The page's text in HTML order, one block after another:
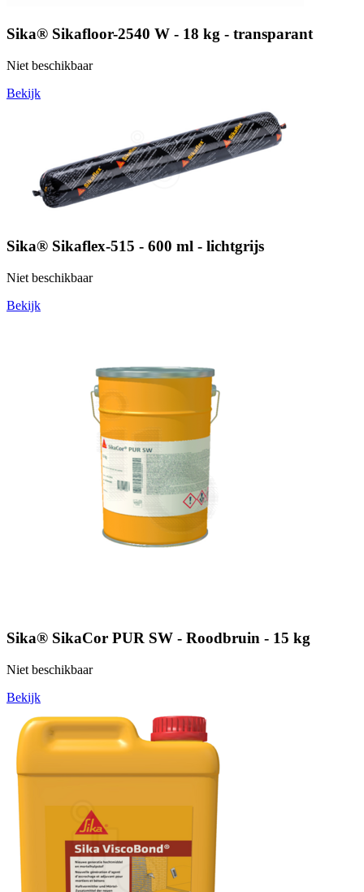
Sika® Sikafloor-2540 W - 18 kg - transparant
Niet beschikbaar
Bekijk
Sika® Sikaflex-515 - 600 ml - lichtgrijs
Niet beschikbaar
Bekijk
Sika® SikaCor PUR SW - Roodbruin - 15 kg
Niet beschikbaar
Bekijk